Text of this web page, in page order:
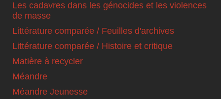
Les cadavres dans les génocides et les violences
de masse
Littérature comparée / Feuilles d'archives
Littérature comparée / Histoire et critique
Matière à recycler
Méandre
Méandre Jeunesse